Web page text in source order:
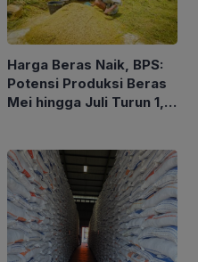
Harga Beras Naik, BPS:
Potensi Produksi Beras
Mei hingga Juli Turun 1,16